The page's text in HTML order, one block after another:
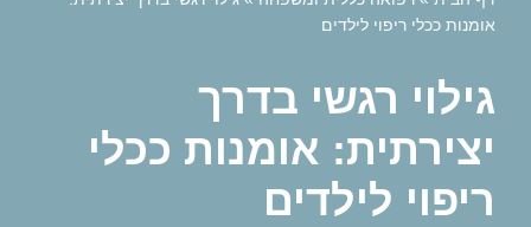
אומנות ככלי ריפוי לילדים
גילוי רגשי בדרך
יצירתית: אומנות ככלי
ריפוי לילדים